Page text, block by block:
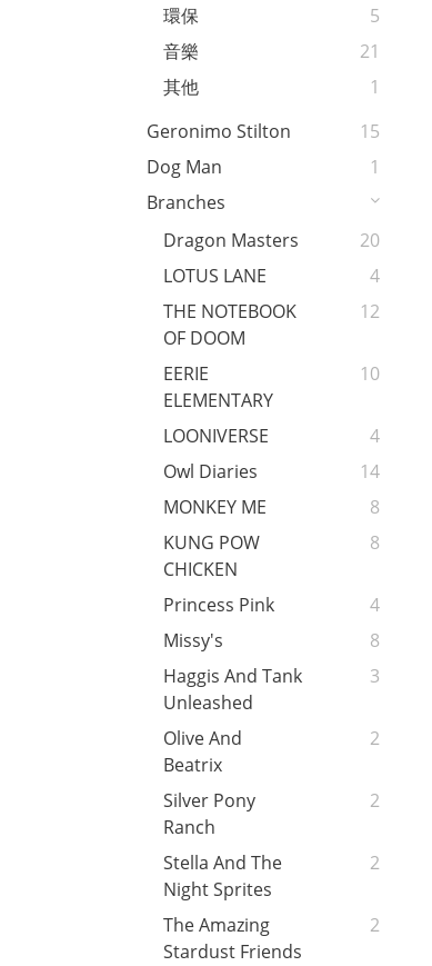
環保
5
音樂
21
其他
1
Geronimo Stilton
15
Dog Man
1
Branches
Dragon Masters
20
LOTUS LANE
4
THE NOTEBOOK
OF DOOM
12
EERIE
ELEMENTARY
10
LOONIVERSE
4
Owl Diaries
14
MONKEY ME
8
KUNG POW
CHICKEN
8
Princess Pink
4
Missy's
8
Haggis And Tank
Unleashed
3
Olive And
Beatrix
2
Silver Pony
Ranch
2
Stella And The
Night Sprites
2
The Amazing
Stardust Friends
2